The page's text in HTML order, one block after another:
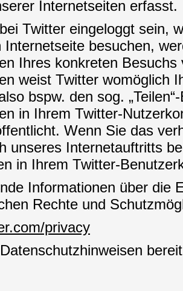
Internetseiten erfasst.
Twitter eingeloggt sein,
Internetseite besuchen,
Ihres konkreten
weist Twitter womöglich
bspw. den sog.
in Ihrem Twitter-
Wenn Sie das
unseres Internetauftritts
in Ihrem Twitter-
Informationen über die
Rechte und
privacy